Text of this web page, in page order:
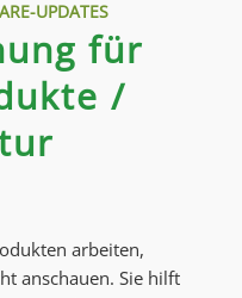
UPDATES
für
/
arbeiten,
anschauen. Sie hilft